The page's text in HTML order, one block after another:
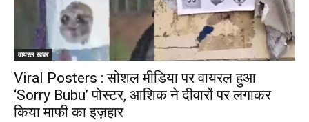
वायरल खबर
Viral Posters : सोशल मीडिया पर वायरल हुआ
‘Sorry Bubu’ पोस्टर, आशिक ने दीवारों पर लगाकर
किया माफी का इज़हार